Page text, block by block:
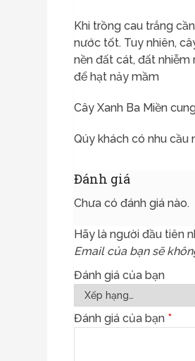
Khi trồng cau trắng
nước tốt. Tuy nhiên,
nền đất cát, đất nhiễm
để hạt nảy mầm
Cây Xanh Ba Miền
Qúy khách có nhu cầu
Đánh giá
Chưa có đánh giá nào.
Hãy là người đầu tiên
Email của bạn sẽ
Đánh giá của bạn
Đánh giá của bạn *